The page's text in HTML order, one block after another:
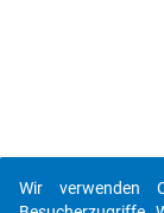
Wir verwenden